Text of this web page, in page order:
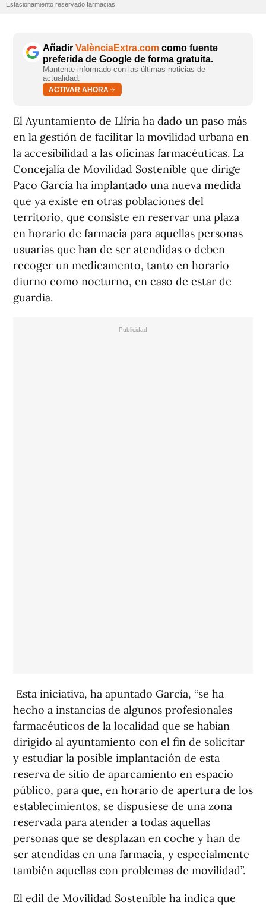
Estacionamiento reservado farmacias
Añadir ValènciaExtra.com como fuente
preferida de Google de forma gratuita.
Mantente informado con las últimas noticias de
actualidad.
ACTIVAR AHORA
El Ayuntamiento de Llíria ha dado un paso más
en la gestión de facilitar la movilidad urbana en
la accesibilidad a las oficinas farmacéuticas. La
Concejalía de Movilidad Sostenible que dirige
Paco García ha implantado una nueva medida
que ya existe en otras poblaciones del
territorio, que consiste en reservar una plaza
en horario de farmacia para aquellas personas
usuarias que han de ser atendidas o deben
recoger un medicamento, tanto en horario
diurno como nocturno, en caso de estar de
guardia.
Esta iniciativa, ha apuntado García, “se ha
hecho a instancias de algunos profesionales
farmacéuticos de la localidad que se habían
dirigido al ayuntamiento con el fin de solicitar
y estudiar la posible implantación de esta
reserva de sitio de aparcamiento en espacio
público, para que, en horario de apertura de los
establecimientos, se dispusiese de una zona
reservada para atender a todas aquellas
personas que se desplazan en coche y han de
ser atendidas en una farmacia, y especialmente
también aquellas con problemas de movilidad”.
El edil de Movilidad Sostenible ha indica que